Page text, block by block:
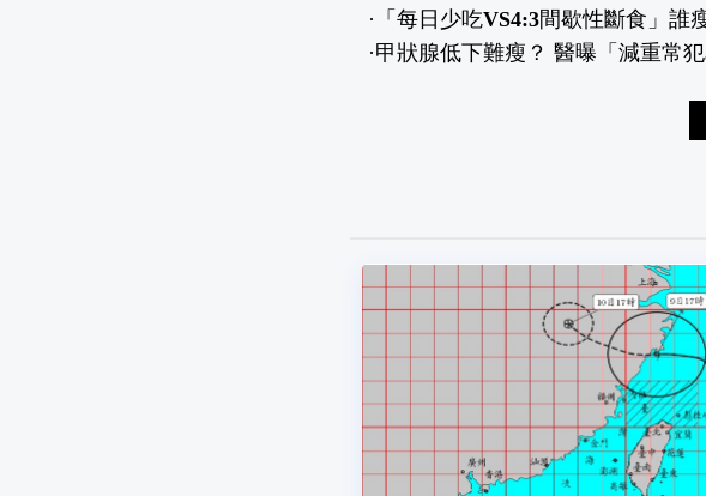
· 「每日少吃VS4:3間歇性斷食」
·甲狀腺低下難瘦？ 醫曝「減重常